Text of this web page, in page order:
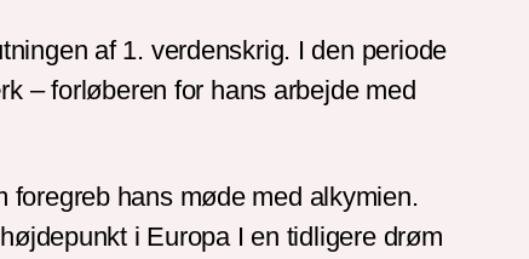
af 1. verdenskrig. I den periode
– forløberen for hans arbejde med
hans møde med alkymien.
i Europa I en tidligere drøm